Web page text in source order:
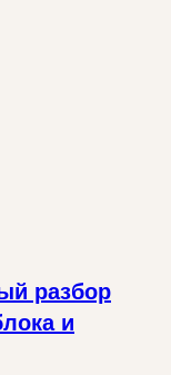
разбор
и